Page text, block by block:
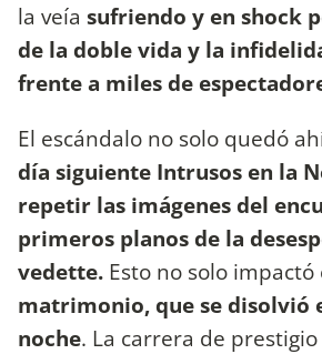
la veía sufriendo y en shock
de la doble vida y la
frente a miles de
El escándalo no solo quedó
día siguiente Intrusos en la
repetir las imágenes del
primeros planos de la
vedette. Esto no solo impactó
matrimonio, que se disolvió
noche. La carrera de